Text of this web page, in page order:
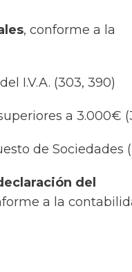
, conforme a la
del I.V.A. (303, 390)
a 3.000€
de Sociedades
del
a la